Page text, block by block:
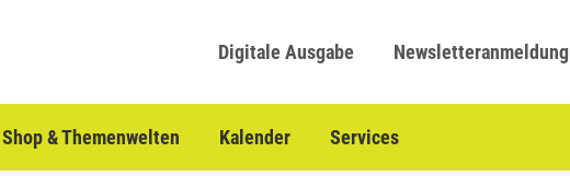
Digitale Ausgabe Newsletteranmeldung
Shop & Themenwelten Kalender Services